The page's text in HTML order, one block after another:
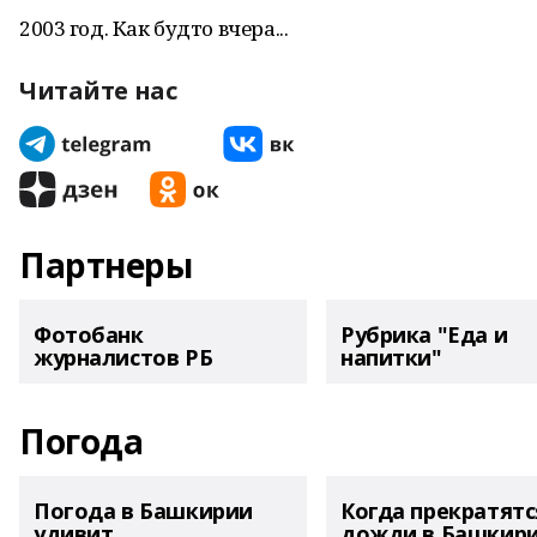
2003 год. Как будто вчера...
Читайте нас
Партнеры
Фотобанк
журналистов РБ
Рубрика "Еда и
напитки"
Погода
Погода в Башкирии Когда